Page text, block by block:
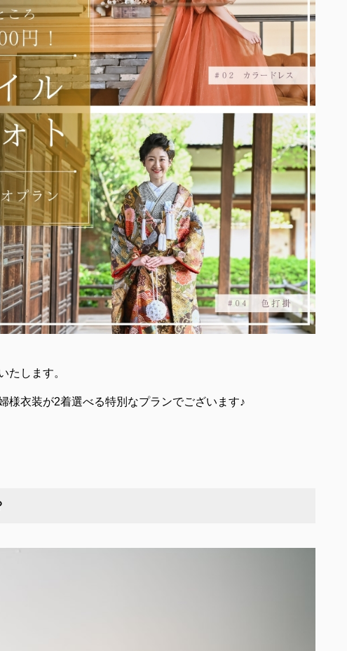
たします。
様衣装が2着選べる特別なプランでございます♪